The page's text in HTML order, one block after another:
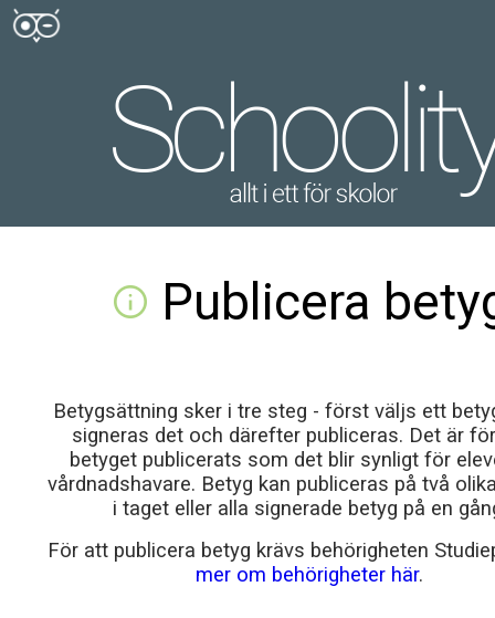
info Publicera
Betygsättning sker i tre steg - först väljs ett
signeras det och därefter publiceras. Det är
betyget publicerats som det blir synligt för
vårdnadshavare. Betyg kan publiceras på två
i taget eller alla signerade betyg på en
För att publicera betyg krävs behörigheten
mer om behörigheter här.